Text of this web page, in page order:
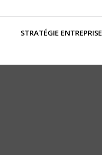
STRATÉGIE ENTREPRISE